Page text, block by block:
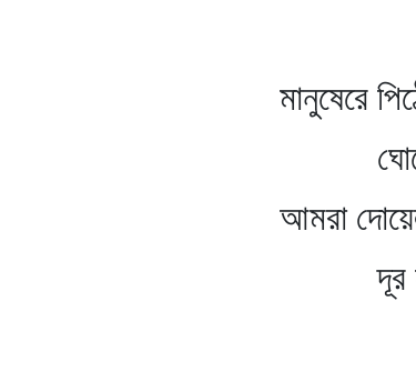
মানুষেরে পিঠে
ঘোরো
আমরা দোয়েল
দূর হতে